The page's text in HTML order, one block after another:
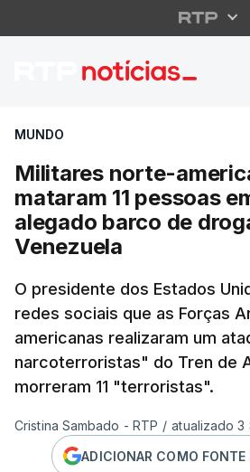
Militares
MUNDO
Militares norte-
mataram 11 pessoas
alegado barco de
Venezuela
O presidente dos Estados
redes sociais que as Forças
americanas realizaram um
narcoterroristas" do Tren de
morreram 11 "terroristas".
Cristina Sambado - RTP / atualizado 3
ADICIONAR COMO FONTE